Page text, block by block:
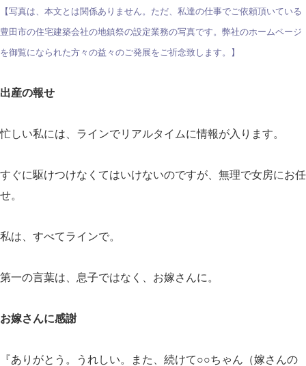
【写真は、本文とは関係ありません。ただ、私達の仕事でご依頼頂いている
豊田市の住宅建築会社の地鎮祭の設定業務の写真です。弊社のホームページ
を御覧になられた方々の益々のご発展をご祈念致します。】
出産の報せ
忙しい私には、ラインでリアルタイムに情報が入ります。
すぐに駆けつけなくてはいけないのですが、無理で女房にお任
せ。
私は、すべてラインで。
第一の言葉は、息子ではなく、お嫁さんに。
お嫁さんに感謝
『ありがとう。うれしい。また、続けて○○ちゃん（嫁さんの